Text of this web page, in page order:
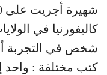
كاليفورنيا في
شخص في التجربة
كتب مختلفة : واحد